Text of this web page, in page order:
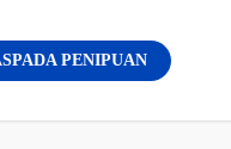
PENIPUAN